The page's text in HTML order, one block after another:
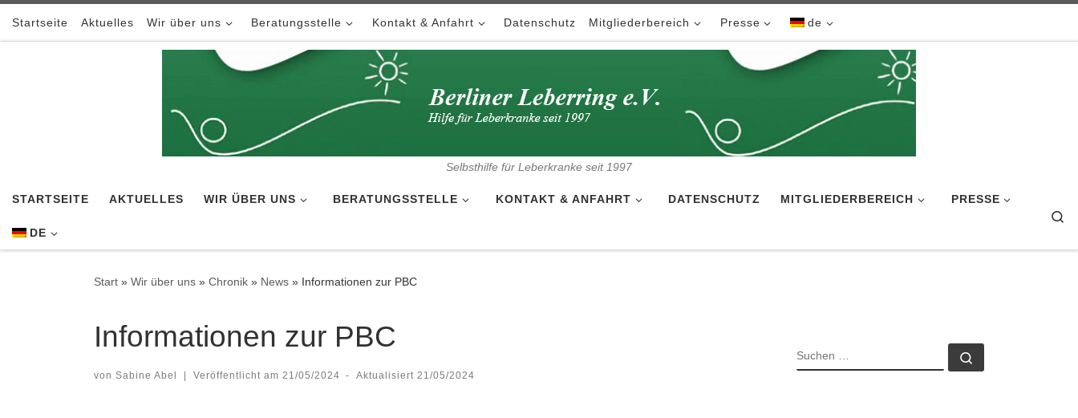
Zum Inhalt springen
Startseite Aktuelles Wir über uns Beratungsstelle Kontakt & Anfahrt Datenschutz Mitgliederbereich Presse de
Selbsthilfe für Leberkranke seit 1997
STARTSEITE AKTUELLES WIR ÜBER UNS BERATUNGSSTELLE KONTAKT & ANFAHRT DATENSCHUTZ MITGLIEDERBEREICH PRESSE
DE
Start » Wir über uns » Chronik » News » Informationen zur PBC
Informationen zur PBC
von Sabine Abel Veröffentlicht am 21/05/2024 - Aktualisiert21/05/2024
SUCHE